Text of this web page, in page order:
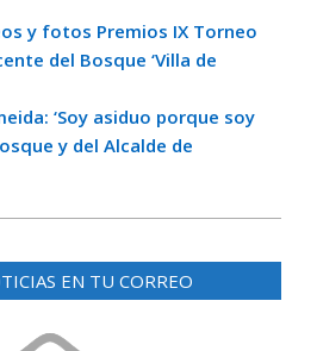
y fotos Premios IX Torneo
del Bosque ‘Villa de
‘Soy asiduo porque soy
y del Alcalde de
EN TU CORREO